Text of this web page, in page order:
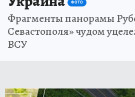
ФОТО
Фрагменты панорамы
Севастополя» чудом
ВСУ